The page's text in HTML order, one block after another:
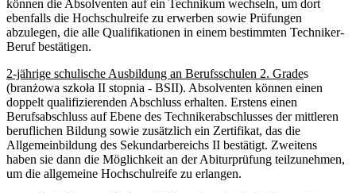
können die Absolventen auf ein Technikum wechseln, um dort
ebenfalls die Hochschulreife zu erwerben sowie Prüfungen
abzulegen, die alle Qualifikationen in einem bestimmten Techniker-
Beruf bestätigen.
2-jährige schulische Ausbildung an Berufsschulen 2. Grades
(branżowa szkoła II stopnia - BSII). Absolventen können einen
doppelt qualifizierenden Abschluss erhalten. Erstens einen
Berufsabschluss auf Ebene des Technikerabschlusses der mittleren
beruflichen Bildung sowie zusätzlich ein Zertifikat, das die
Allgemeinbildung des Sekundarbereichs II bestätigt. Zweitens
haben sie dann die Möglichkeit an der Abiturprüfung teilzunehmen,
um die allgemeine Hochschulreife zu erlangen.